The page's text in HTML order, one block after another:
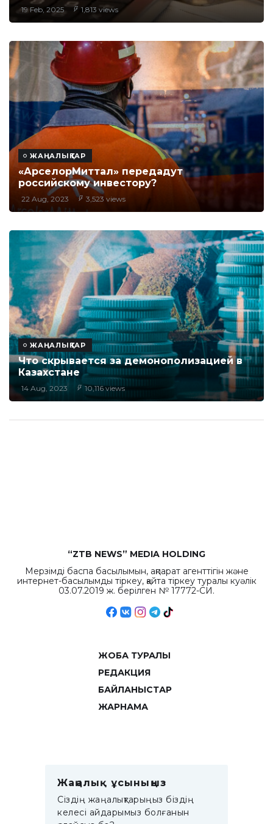
19 Feb, 2025 1,813 views
ЖАҢАЛЫҚТАР
«АрселорМиттал» передадут
российскому инвестору?
22 Aug, 2023 3,523 views
ЖАҢАЛЫҚТАР
Что скрывается за демонополизацией в
Казахстане
14 Aug, 2023 10,116 views
“ZTB NEWS” MEDIA HOLDING
Мерзімді баспа басылымын, ақпарат агенттігін және
интернет-басылымды тіркеу, қайта тіркеу туралы куәлік
03.07.2019 ж. берілген № 17772-СИ.
ЖОБА ТУРАЛЫ
РЕДАКЦИЯ
БАЙЛАНЫСТАР
ЖАРНАМА
Жаңалық ұсыныңыз
Сіздің жаңалықтарыңыз біздің
келесі айдарымыз болғанын